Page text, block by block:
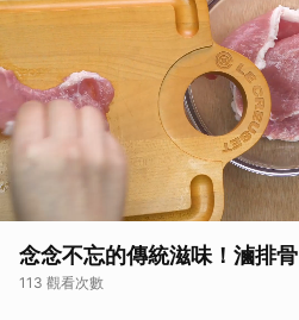
念念不忘的傳統滋味！滷排骨
113 觀看次數